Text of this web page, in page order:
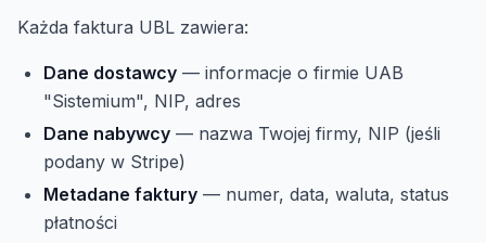
Każda faktura UBL zawiera:
Dane dostawcy — informacje o firmie UAB
"Sistemium", NIP, adres
Dane nabywcy — nazwa Twojej firmy, NIP (jeśli
podany w Stripe)
Metadane faktury — numer, data, waluta, status
płatności